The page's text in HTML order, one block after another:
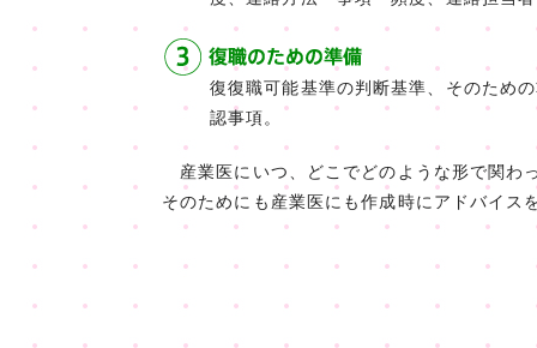
復復職可能基準の判断基準、そのため
認事項。
産業医にいつ、どこでどのような形で関わ
そのためにも産業医にも作成時にアドバイス